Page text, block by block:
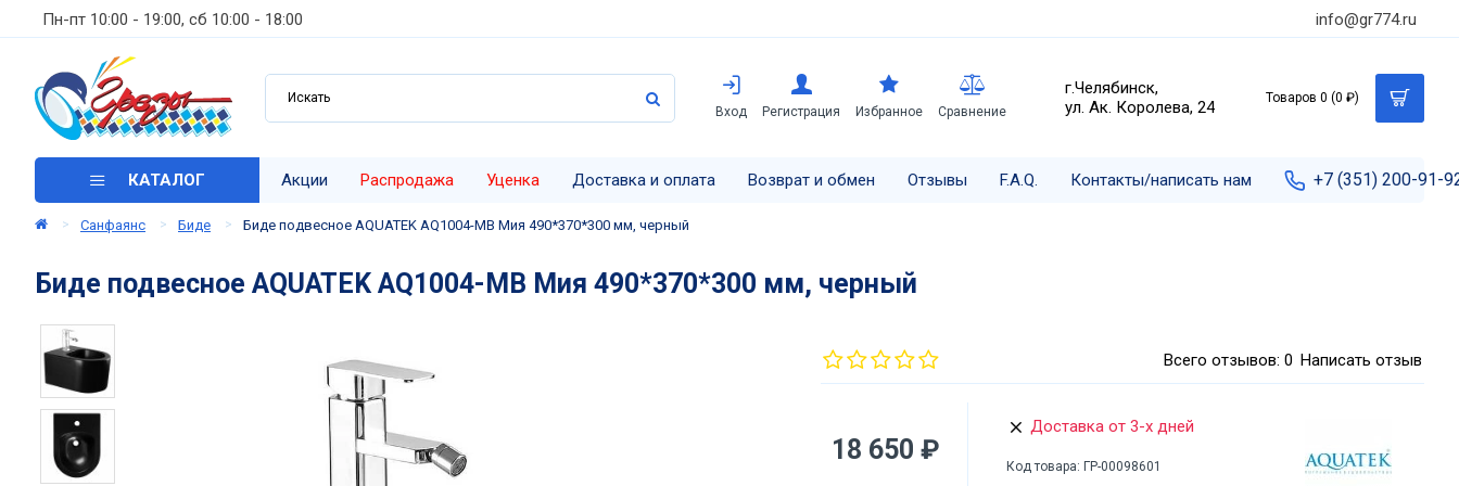
Пн-пт 10:00 - 19:00, сб 10:00 - 18:00 info@gr774.ru
Вход Регистрация Избранное Сравнение
г.Челябинск,
ул. Ак. Королева, 24
Товаров 0 (0 ₽)
КАТАЛОГ Акции Распродажа Уценка Доставка и оплата Возврат и обмен Отзывы F.A.Q. Контакты/написать нам +7 (351) 200-91-
Санфаянс Биде Биде подвесное AQUATEK AQ1004-MB Мия 490*370*300 мм, черный
Биде подвесное AQUATEK AQ1004-MB Мия 490*370*300 мм, черный
Всего отзывов: 0 Написать отзыв
18 650 ₽
Доставка от 3-х дней
Код товара: ГР-00098601